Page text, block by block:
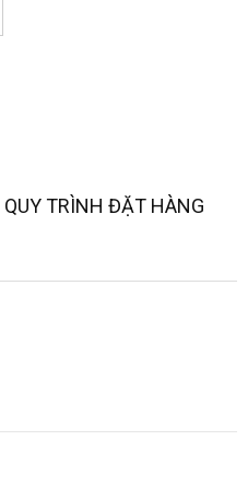
QUY TRÌNH ĐẶT HÀNG